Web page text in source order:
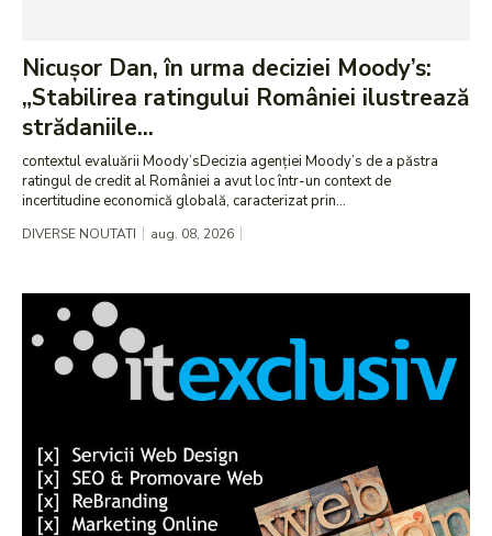
Nicușor Dan, în urma deciziei Moody’s:
„Stabilirea ratingului României ilustrează
strădaniile...
contextul evaluării Moody’sDecizia agenției Moody’s de a păstra
ratingul de credit al României a avut loc într-un context de
incertitudine economică globală, caracterizat prin...
DIVERSE NOUTATI aug. 08, 2026